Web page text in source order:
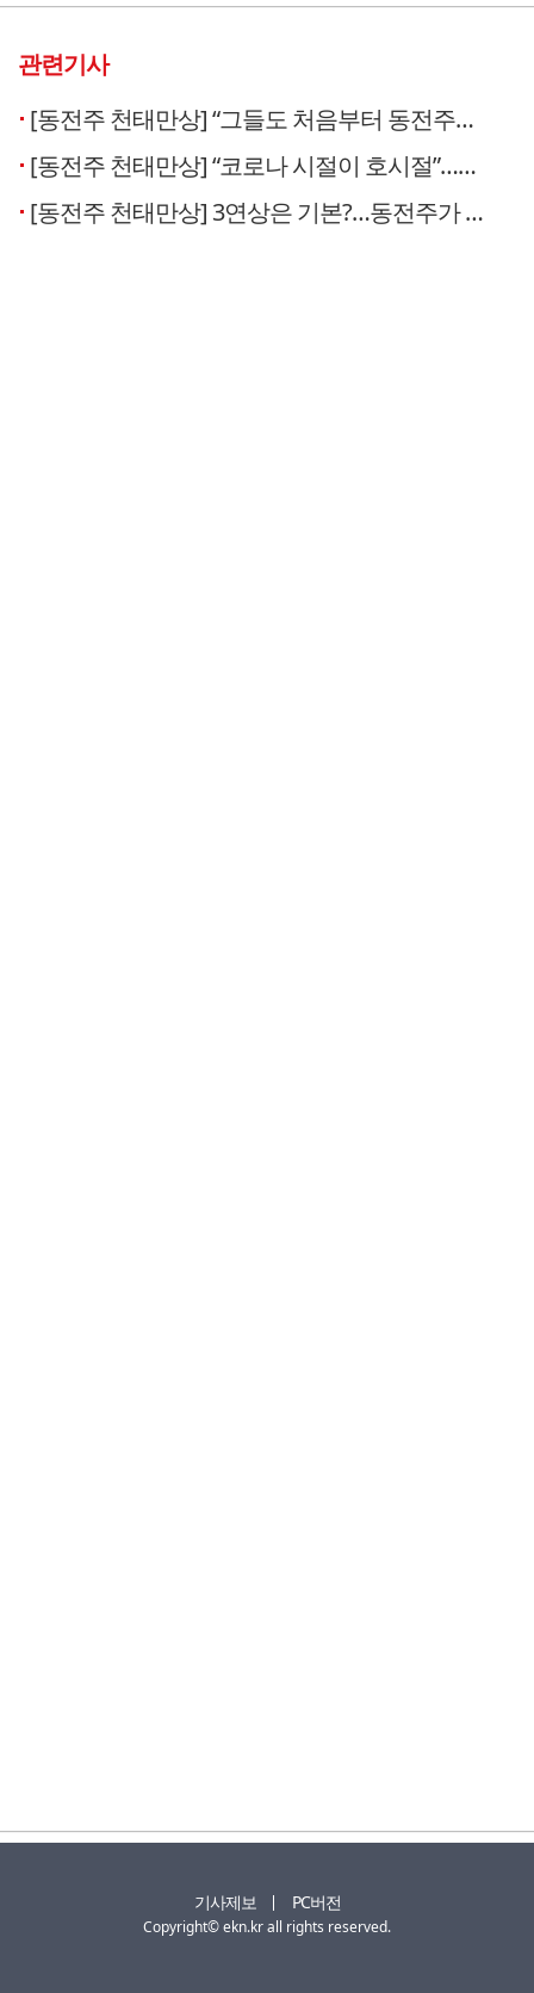
관련기사
[동전주 천태만상] “그들도 처음부터 동전주는 아니었다”
[동전주 천태만상] “코로나 시절이 호시절”…늘어나는 동전주
[동전주 천태만상] 3연상은 기본?…동전주가 테마를 사랑하는 ‘이유’
기사제보 PC버전
Copyright© ekn.kr all rights reserved.